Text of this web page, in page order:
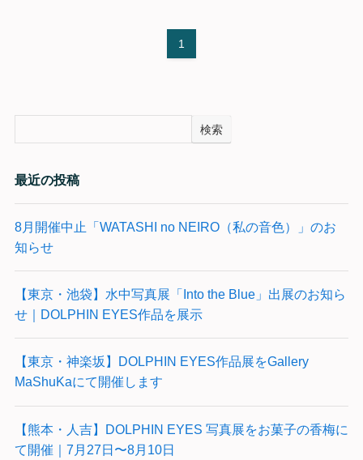
1
検索
最近の投稿
8月開催中止「WATASHI no NEIRO（私の音色）」のお
知らせ
【東京・池袋】水中写真展「Into the Blue」出展のお知ら
せ｜DOLPHIN EYES作品を展示
【東京・神楽坂】DOLPHIN EYES作品展をGallery
MaShuKaにて開催します
【熊本・人吉】DOLPHIN EYES 写真展をお菓子の香梅に
て開催｜7月27日〜8月10日